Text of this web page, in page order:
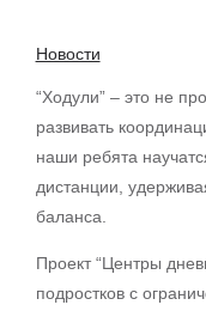
Новости
“Ходули” – это не
развивать
наши ребята
дистанции,
баланса.
Проект “Центры
подростков с